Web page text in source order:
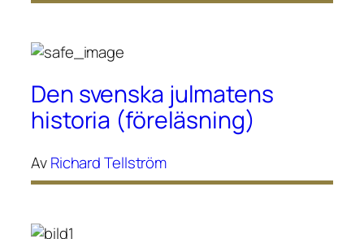
Den svenska julmatens
historia (föreläsning)
AvRichard Tellström